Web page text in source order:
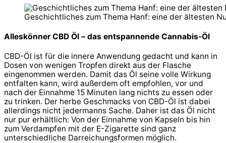
Geschichtliches zum Thema Hanf: eine der ältesten
Alleskönner CBD Öl – das entspannende Cannabis-Öl
CBD-Öl ist für die innere Anwendung gedacht und kann in
Dosen von wenigen Tropfen direkt aus der Flasche
eingenommen werden. Damit das Öl seine volle Wirkung
entfalten kann, wird außerdem oft empfohlen, vor und
nach der Einnahme 15 Minuten lang nichts zu essen oder
zu trinken. Der herbe Geschmacks von CBD-Öl ist dabei
allerdings nicht jedermanns Sache. Daher ist das Öl nicht
nur pur erhältlich: Von der Einnahme von Kapseln bis hin
zum Verdampfen mit der E-Zigarette sind ganz
unterschiedliche Darreichungsformen möglich.